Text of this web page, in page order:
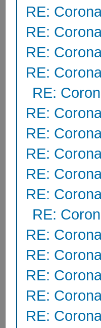
RE:
RE:
RE:
RE:
RE:
RE:
RE:
RE:
RE:
RE:
RE:
RE:
RE:
RE:
RE:
RE: